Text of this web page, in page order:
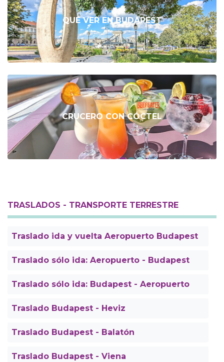
QUÉ VER EN BUDAPEST
CRUCERO CON CÓCTEL
TRASLADOS - TRANSPORTE TERRESTRE
Traslado ida y vuelta Aeropuerto Budapest
Traslado sólo ida: Aeropuerto - Budapest
Traslado sólo ida: Budapest - Aeropuerto
Traslado Budapest - Heviz
Traslado Budapest - Balatón
Traslado Budapest - Viena